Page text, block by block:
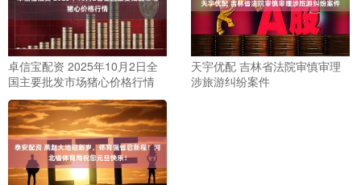
卓信宝配资 2025年10月2日全
国主要批发市场猪心价格行情
天宇优配 吉林省法院审慎审理
涉旅游纠纷案件